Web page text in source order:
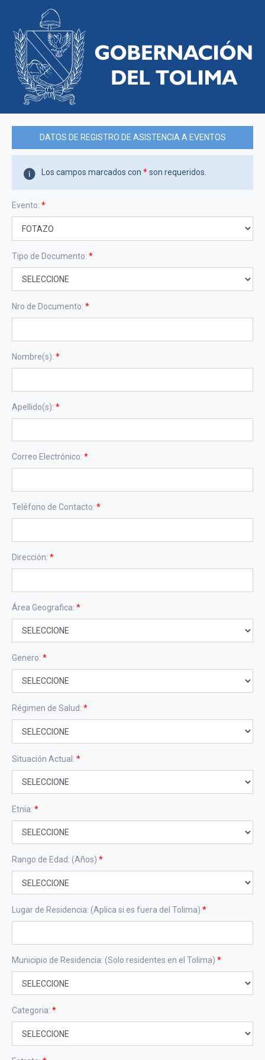
DATOS DE REGISTRO DE ASISTENCIA A EVENTOS
Los campos marcados con *son requeridos.
Evento: *
Tipo de Documento: *
Nro de Documento: *
Nombre(s): *
Apellido(s): *
Correo Electrónico: *
Teléfono de Contacto: *
Dirección: *
Área Geografica: *
Genero: *
Régimen de Salud: *
Situación Actual: *
Etnia: *
Rango de Edad: (Años) *
Lugar de Residencia: (Aplica si es fuera del Tolima) *
Municipio de Residencia: (Solo residentes en el Tolima) *
Categoria: *